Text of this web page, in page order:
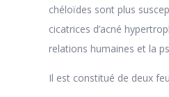
chéloïdes sont plus
cicatrices d’acné
relations humaines et la
Il est constitué de deux